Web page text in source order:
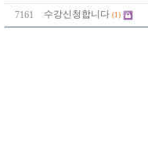
7161 수강신청합니다 (1)